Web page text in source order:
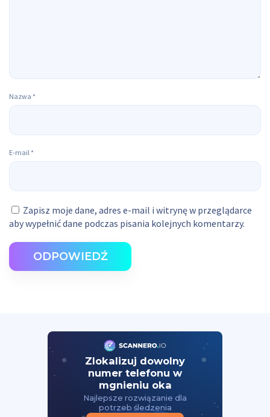
Nazwa *
E-mail *
Zapisz moje dane, adres e-mail i witrynę w przeglądarce
aby wypełnić dane podczas pisania kolejnych komentarzy.
ODPOWIEDŹ
Zlokalizuj dowolny
numer telefonu w
mgnieniu oka
Najlepsze rozwiązanie dla
potrzeb śledzenia